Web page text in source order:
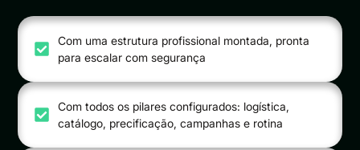
Com uma estrutura profissional montada, pronta
para escalar com segurança
Com todos os pilares configurados: logística,
catálogo, precificação, campanhas e rotina